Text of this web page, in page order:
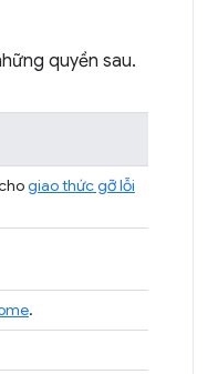
quyền sau.
giao thức gỡ lỗi
.